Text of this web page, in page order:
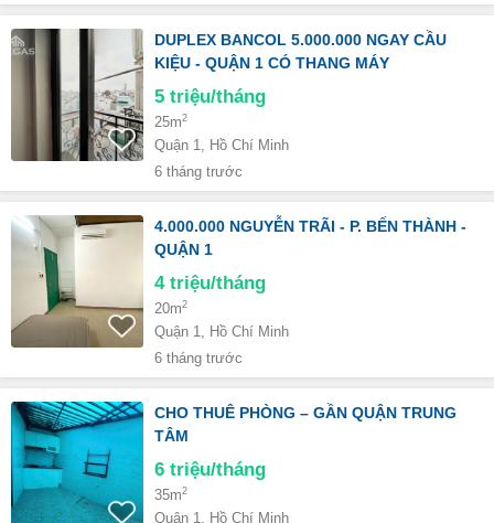
DUPLEX BANCOL 5.000.000 NGAY CẦU
KIỆU - QUẬN 1 CÓ THANG MÁY
5 triệu/tháng
25m2
Quận 1, Hồ Chí Minh
6 tháng trước
4.000.000 NGUYỄN TRÃI - P. BẾN THÀNH -
QUẬN 1
4 triệu/tháng
20m2
Quận 1, Hồ Chí Minh
6 tháng trước
CHO THUÊ PHÒNG – GẦN QUẬN TRUNG
TÂM
6 triệu/tháng
35m2
Quận 1, Hồ Chí Minh